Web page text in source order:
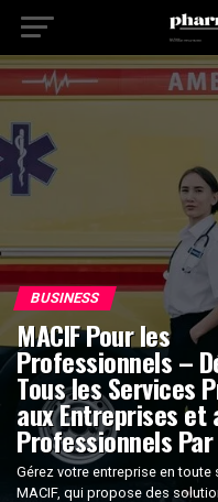
BUSINESS
MACIF Pour les
Professionnels –
Tous les Services
aux Entreprises et
Professionnels Par
Gérez votre entreprise en toute
MACIF, qui propose des